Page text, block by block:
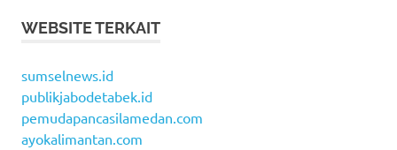
WEBSITE TERKAIT
sumselnews.id
publikjabodetabek.id
pemudapancasilamedan.com
ayokalimantan.com